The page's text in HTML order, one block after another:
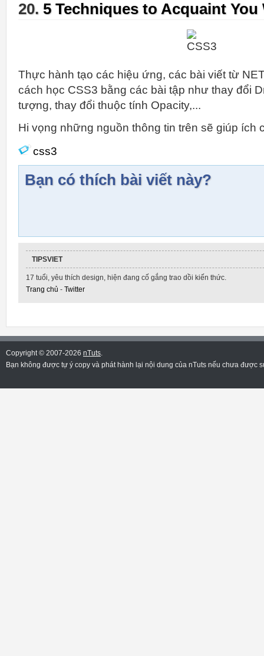
20. 5 Techniques to Acquaint You
Thực hành tạo các hiệu ứng, các bài viết từ
cách học CSS3 bằng các bài tập như thay đổi
tượng, thay đổi thuộc tính Opacity,...
Hi vọng những nguồn thông tin trên sẽ giúp ích
css3
Bạn có thích bài viết này?
TIPSVIET
17 tuổi, yêu thích design, hiện đang cố gắng trao dồi kiến thức.
Trang chủ - Twitter
Copyright © 2007-2026 nTuts.
Bạn không được tự ý copy và phát hành lại nội dung của nTuts nếu chưa được